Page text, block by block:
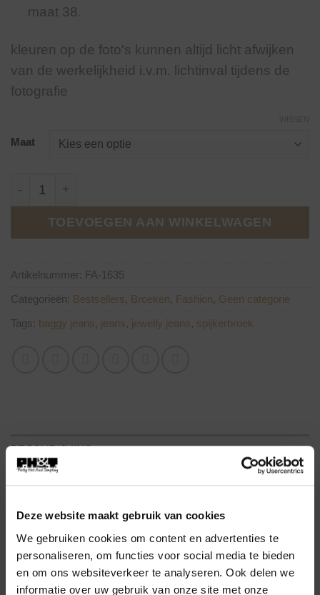
Deze website maakt gebruik van cookies
We gebruiken cookies om content en advertenties te
personaliseren, om functies voor social media te bieden
en om ons websiteverkeer te analyseren. Ook delen we
informatie over uw gebruik van onze site met onze
maat 38.
kleuren op de foto's kunnen altijd licht afwijken
van de werkelijkheid i.v.m. lichtinval tijdens de
fotografie
Maat
TOEVOEGEN AAN WINKELWAGEN
Artikelnummer: FA-1635
Categorieën: Bestsellers Broeken Fashion Geen categorie
Tags: baggy jeans jeans jewelly jeans spijkerbroek
BESCHRIJVING
Jewelly Baggy Jeans Donker Blauw. (JW 22203)
Stoere en comfortabele, donker blauwe jeans
met stretch, uitgevoerd in een licht baggy model